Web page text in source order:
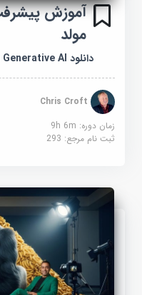
آموزش
مولد
دانلود Advances in Generative AI
Chris Croft
زمان دوره: 9h 6m
ثبت نام مرجع:293